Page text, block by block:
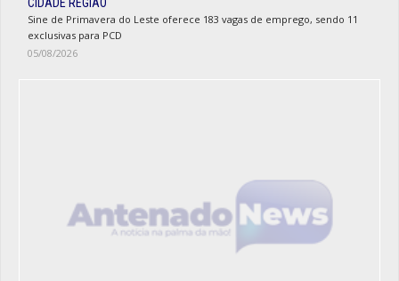
CIDADE REGIÃO
Sine de Primavera do Leste oferece 183 vagas de emprego, sendo 11
exclusivas para PCD
05/08/2026